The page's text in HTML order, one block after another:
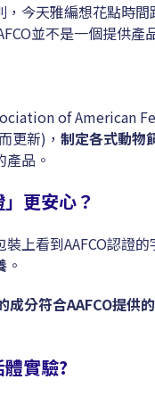
今天雅編想花點時
並不是一個提供
of American
更新)， 制定各式動物
品。
更安心？
上看到AAFCO認證
。
成分符合AAFCO提供
實驗?